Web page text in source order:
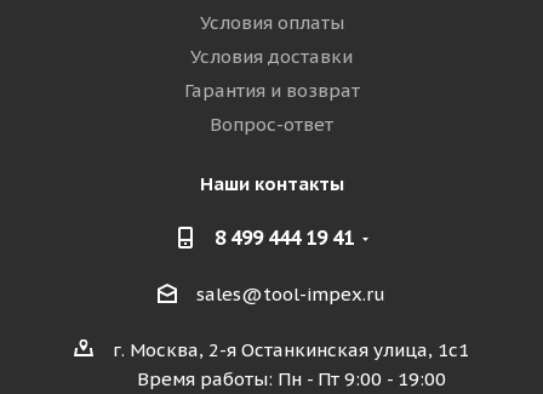
Условия оплаты
Условия доставки
Гарантия и возврат
Вопрос-ответ
Наши контакты
8 499 444 19 41
sales@tool-impex.ru
г. Москва, 2-я Останкинская улица, 1с1
Время работы: Пн - Пт 9:00 - 19:00